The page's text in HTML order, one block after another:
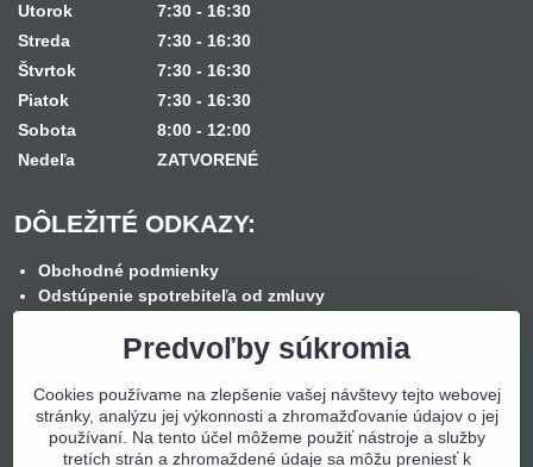
Utorok
7:30 - 16:30
Streda
7:30 - 16:30
Štvrtok
7:30 - 16:30
Piatok
7:30 - 16:30
Sobota
8:00 - 12:00
Nedeľa
ZATVORENÉ
DÔLEŽITÉ ODKAZY:
Obchodné podmienky
Odstúpenie spotrebiteľa od zmluvy
Reklamačný formulár
Spôsob platby
Nákup na splátky
Ochrana osobných údajov
Predvoľby súkromia
Cookies používame na zlepšenie vašej návštevy tejto webovej
stránky, analýzu jej výkonnosti a zhromažďovanie údajov o jej
používaní. Na tento účel môžeme použiť nástroje a služby
tretích strán a zhromaždené údaje sa môžu preniesť k